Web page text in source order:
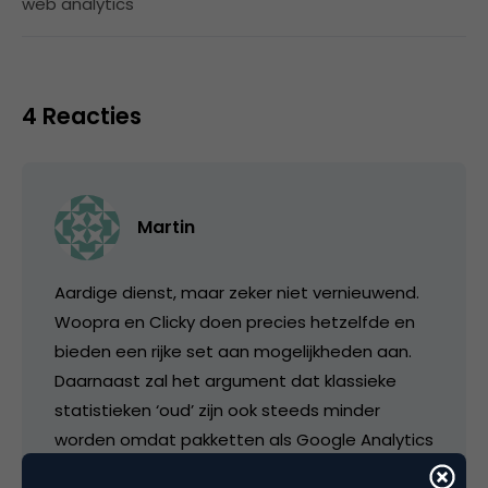
4 Reacties
Martin
Aardige dienst, maar zeker niet vernieuwend.
Woopra en Clicky doen precies hetzelfde en
bieden een rijke set aan mogelijkheden aan.
Daarnaast zal het argument dat klassieke
statistieken ‘oud’ zijn ook steeds minder
worden omdat pakketten als Google Analytics
en Nedstat maar minuten achterlopen en niet